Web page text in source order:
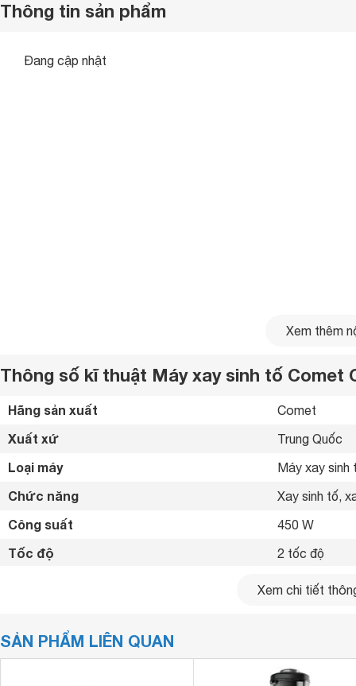
Thông tin sản phẩm
Đang cập nhật
Xem thêm
Thông số kĩ thuật Máy xay sinh tố Comet
Hãng sản xuất Comet
Xuất xứ Trung Quốc
Loại máy Máy xay sinh
Chức năng Xay sinh tố,
Công suất 450 W
Tốc độ 2 tốc độ
Nút xoay
Chất liệu lưỡi dao
Nhựa
Xem chi tiết
SẢN PHẨM LIÊN QUAN